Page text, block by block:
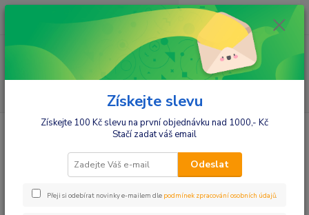
ks
za 0,00 Kč
Vybavení do postýlek Doplňky k ložním setům
Doplňky k ložním setům
Polštářky, klíny
Získejte slevu
Získejte 100 Kč slevu na první objednávku nad 1000,- Kč
Stačí zadat váš email
Odeslat
Přeji si odebírat novinky e-mailem dle podmínek zpracování osobních údajů.